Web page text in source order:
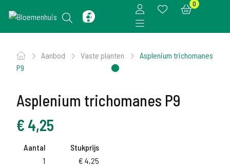
0
Aanbod Vaste planten
Asplenium trichomanes
P9
Asplenium trichomanes P9
€ 4,25
Aantal
Stukprijs
1
€ 4,25